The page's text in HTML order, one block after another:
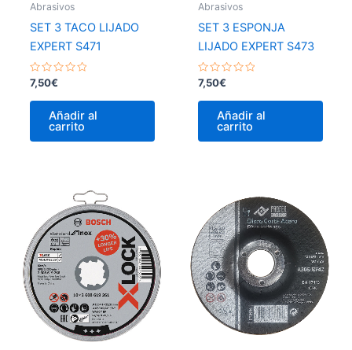
Abrasivos
SET 3 TACO LIJADO
EXPERT S471
Valorado
con
0
7,50€
Añadir al
carrito
Abrasivos
SET 3 ESPONJA
LIJADO EXPERT S473
Valorado
con
0
7,50€
Añadir al
carrito